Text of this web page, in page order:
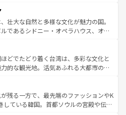
ズでは、音楽と美食が融合した独特の
はアメリカの各地域で異なる魅力を楽
様性と豊かな歴史を感じることができ
だ。 なお、新着のアメリカ
覧を参照してほしい。
。また、定番の観光地といえばオアフ
を求めるならマウイ島やカウアイ島が
ドグリーンに輝く海をはじめ、豊かな
で訪れる人々を迎えてくれるハワイの
カルフードやハワイアンミュージッ
ンスなど、すべてがハワイの魅力を彩
なお、新着のハワイ情報
を参照してほしい。
壮大な自然と多様な文化が魅力の国。
であるシドニー・オペラハウス、オー
央部にそびえるウルル（エアーズロッ
美しい原生林やケアンズの熱帯雨林な
さん。また、カフェやワイン、オージ
ィも充実しており、サーフィンやダイ
など、アウトドア好きにはたまらな
の多彩な魅力を存分に味わいつくそ
どでたどり着く台湾は、多彩な文化と
的な観光地。活気あふれる大都市の台
地帯である台湾東部など、都市の喧騒
存しており、訪れる人に新しい発見と
れる。また、奥深い台湾の食文化も魅
残る一方で、最先端のファッションやK
している韓国。首都ソウルの宮殿や伝統